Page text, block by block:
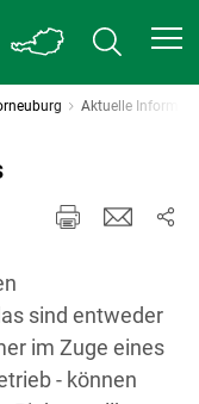
Aktuelle
sind entweder
im Zuge eines
- können